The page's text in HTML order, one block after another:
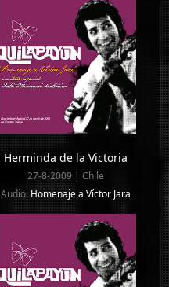
Herminda de la Victoria
27-8-2009 | Chile
Audio: Homenaje a Víctor Jara